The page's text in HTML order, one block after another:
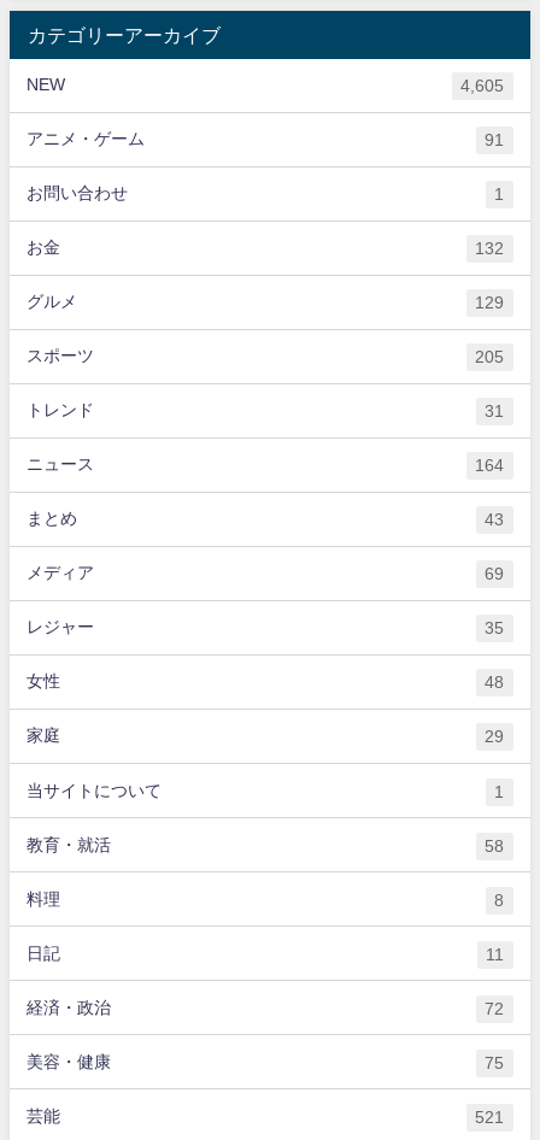
カテゴリーアーカイブ
NEW 4,605
アニメ・ゲーム 91
お問い合わせ 1
お金 132
グルメ 129
スポーツ 205
トレンド 31
ニュース 164
まとめ 43
メディア 69
レジャー 35
女性 48
家庭 29
当サイトについて 1
教育・就活 58
料理 8
日記 11
経済・政治 72
美容・健康 75
芸能 521